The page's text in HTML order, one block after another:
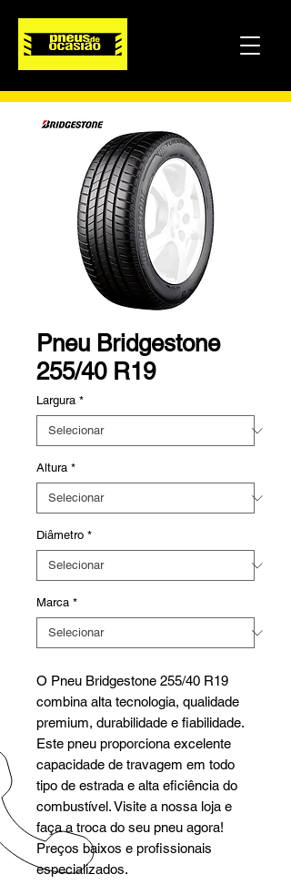
Pneu Bridgestone
255/40 R19
Largura *
Altura *
Diâmetro *
Marca *
O Pneu Bridgestone 255/40 R19
combina alta tecnologia, qualidade
premium, durabilidade e fiabilidade.
Este pneu proporciona excelente
capacidade de travagem em todo
tipo de estrada e alta eficiência do
combustível. Visite a nossa loja e
faça a troca do seu pneu agora!
Preços baixos e profissionais
especializados.